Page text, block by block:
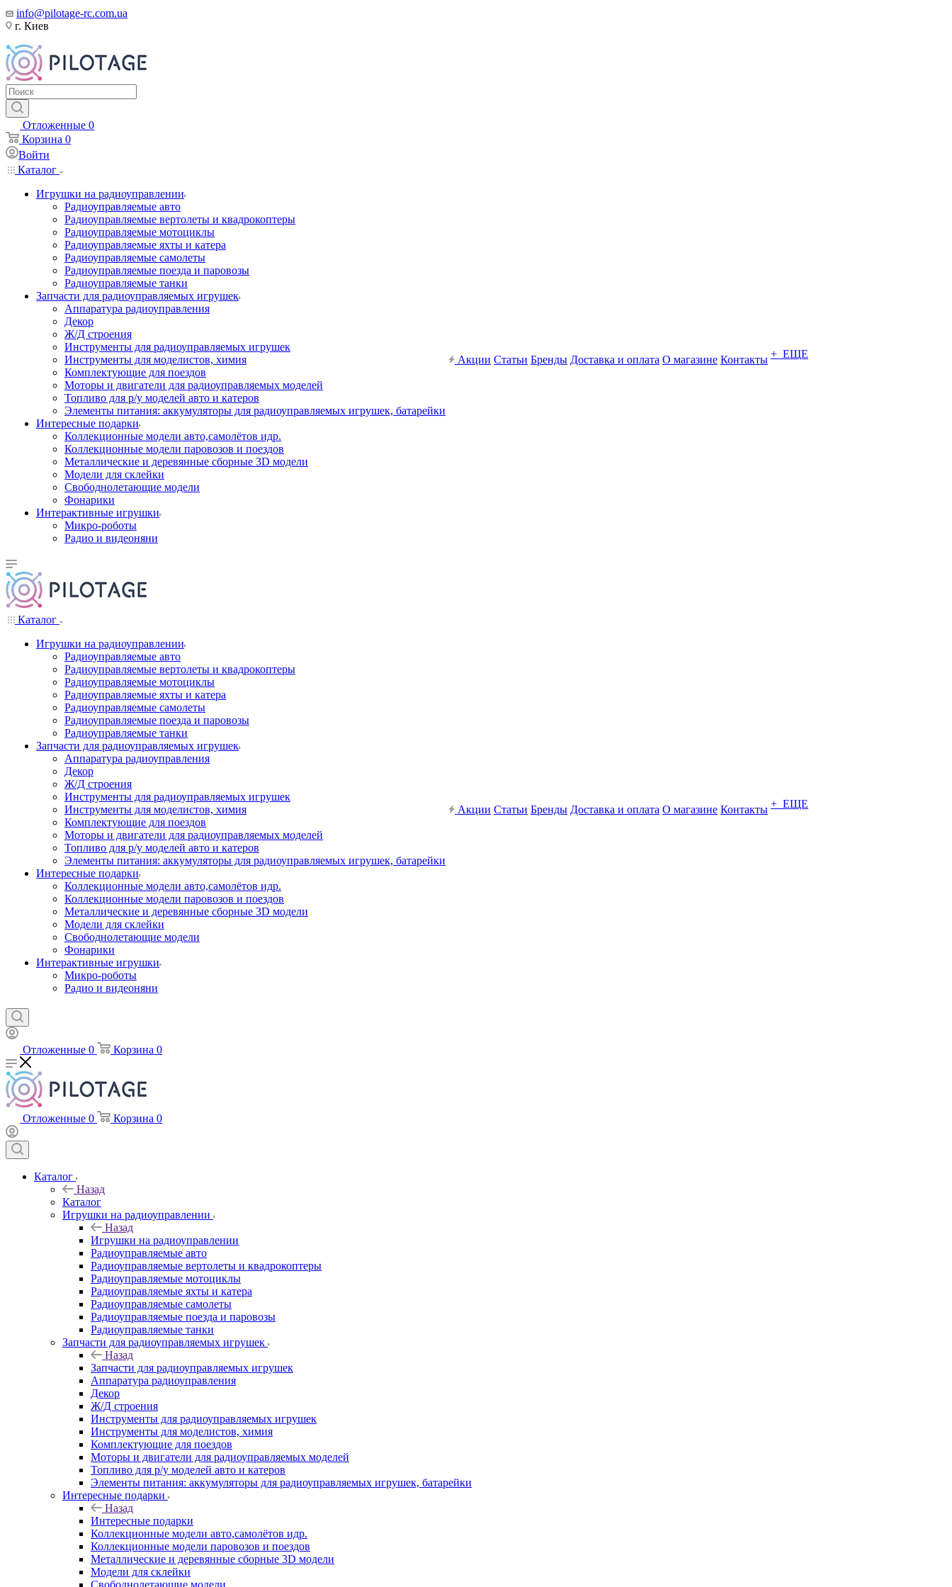
info@pilotage-rc.com.ua
г. Киев
Отложенные 0
Корзина 0
Войти
Каталог
Игрушки на радиоуправлении
Радиоуправляемые авто
Радиоуправляемые вертолеты и квадрокоптеры
Радиоуправляемые мотоциклы
Радиоуправляемые яхты и катера
Радиоуправляемые самолеты
Радиоуправляемые поезда и паровозы
Радиоуправляемые танки
Запчасти для радиоуправляемых игрушек
Аппаратура радиоуправления
Декор
Ж/Д строения
Инструменты для радиоуправляемых игрушек
Инструменты для моделистов, химия
Комплектующие для поездов
Моторы и двигатели для радиоуправляемых моделей
Топливо для р/у моделей авто и катеров
Элементы питания: аккумуляторы для радиоуправляемых игрушек, батарейки
Интересные подарки
Коллекционные модели авто,самолётов идр.
Коллекционные модели паровозов и поездов
Металлические и деревянные сборные 3D модели
Модели для склейки
Свободнолетающие модели
Фонарики
Интерактивные игрушки
Микро-роботы
Радио и видеоняни
Акции Статьи Бренды Доставка и оплата О магазине Контакты + ЕЩЕ
Каталог
Игрушки на радиоуправлении
Радиоуправляемые авто
Радиоуправляемые вертолеты и квадрокоптеры
Радиоуправляемые мотоциклы
Радиоуправляемые яхты и катера
Радиоуправляемые самолеты
Радиоуправляемые поезда и паровозы
Радиоуправляемые танки
Запчасти для радиоуправляемых игрушек
Аппаратура радиоуправления
Декор
Ж/Д строения
Инструменты для радиоуправляемых игрушек
Инструменты для моделистов, химия
Комплектующие для поездов
Моторы и двигатели для радиоуправляемых моделей
Топливо для р/у моделей авто и катеров
Элементы питания: аккумуляторы для радиоуправляемых игрушек, батарейки
Интересные подарки
Коллекционные модели авто,самолётов идр.
Коллекционные модели паровозов и поездов
Металлические и деревянные сборные 3D модели
Модели для склейки
Свободнолетающие модели
Фонарики
Интерактивные игрушки
Микро-роботы
Радио и видеоняни
Акции Статьи Бренды Доставка и оплата О магазине Контакты + ЕЩЕ
Отложенные 0 Корзина 0
Отложенные 0 Корзина 0
Каталог
Назад
Каталог
Игрушки на радиоуправлении
Назад
Игрушки на радиоуправлении
Радиоуправляемые авто
Радиоуправляемые вертолеты и квадрокоптеры
Радиоуправляемые мотоциклы
Радиоуправляемые яхты и катера
Радиоуправляемые самолеты
Радиоуправляемые поезда и паровозы
Радиоуправляемые танки
Запчасти для радиоуправляемых игрушек
Назад
Запчасти для радиоуправляемых игрушек
Аппаратура радиоуправления
Декор
Ж/Д строения
Инструменты для радиоуправляемых игрушек
Инструменты для моделистов, химия
Комплектующие для поездов
Моторы и двигатели для радиоуправляемых моделей
Топливо для р/у моделей авто и катеров
Элементы питания: аккумуляторы для радиоуправляемых игрушек, батарейки
Интересные подарки
Назад
Интересные подарки
Коллекционные модели авто,самолётов идр.
Коллекционные модели паровозов и поездов
Металлические и деревянные сборные 3D модели
Модели для склейки
Свободнолетающие модели